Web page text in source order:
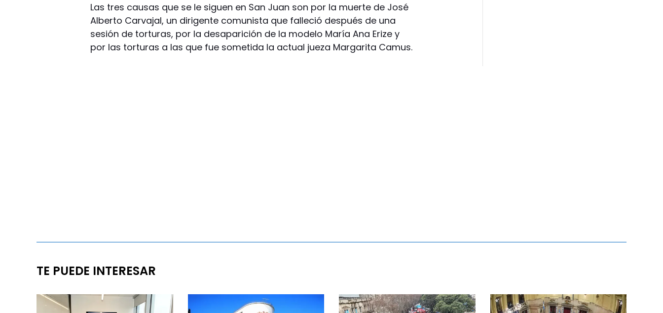
Las tres causas que se le siguen en San Juan son por la muerte de José
Alberto Carvajal, un dirigente comunista que falleció después de una
sesión de torturas, por la desaparición de la modelo María Ana Erize y
por las torturas a las que fue sometida la actual jueza Margarita Camus.
TE PUEDE INTERESAR